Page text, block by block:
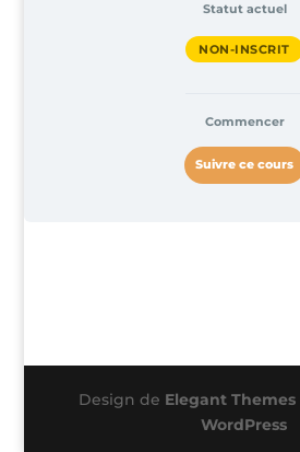
Statut actuel
NON-INSCRIT
Commencer
Suivre ce cours
Design de Elegant Themes
WordPress